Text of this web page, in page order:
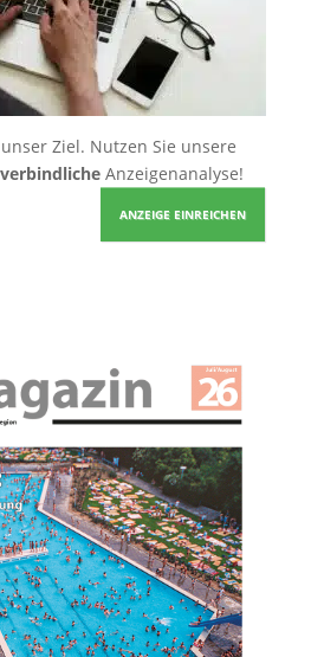
Ziel. Nutzen Sie unsere
Anzeigenanalyse!
ANZEIGE EINREICHEN